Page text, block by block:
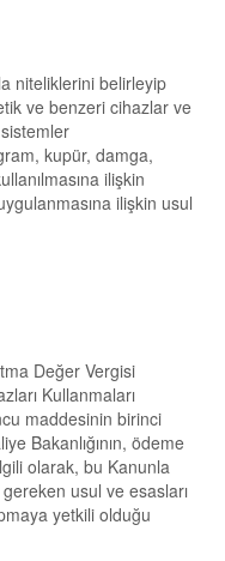
niteliklerini belirleyip
ve benzeri cihazlar ve
kupür, damga,
ilişkin
ilişkin usul
Değer Vergisi
Kullanmaları
maddesinin birinci
Bakanlığının, ödeme
olarak, bu Kanunla
usul ve esasları
yetkili olduğu